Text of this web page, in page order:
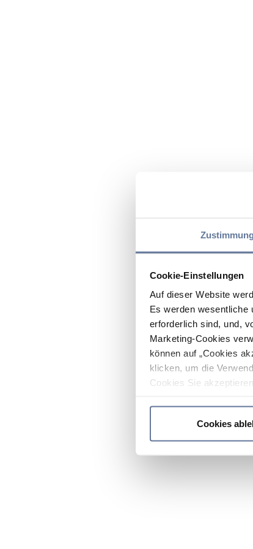
Zustimmung
Cookie-Einstellungen
Auf dieser Website
Es werden wesentliche
erforderlich sind, und,
Marketing-Cookies
können auf „Cookies
klicken, um die
Cookies Sie
Cookies